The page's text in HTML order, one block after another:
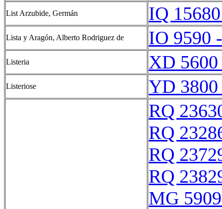
List Arzubide, Germán IQ
Lista y Aragón, Alberto Rodriguez de IO 9590
Listeria XD
Listeriose
YD
RQ
RQ
RQ
RQ
MG